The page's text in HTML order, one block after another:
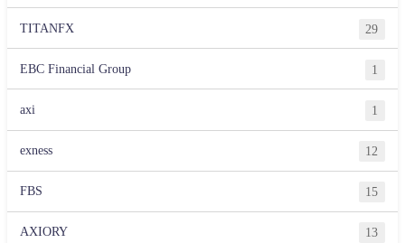
TITANFX 29
EBC Financial Group 1
axi 1
exness 12
FBS 15
AXIORY 13